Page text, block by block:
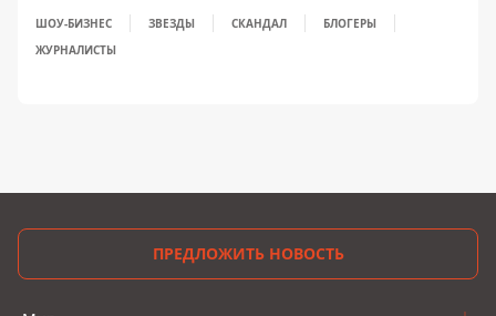
ШОУ-БИЗНЕС ЗВЕЗДЫ СКАНДАЛ
БЛОГЕРЫ
ЖУРНАЛИСТЫ
ПРЕДЛОЖИТЬ НОВОСТЬ